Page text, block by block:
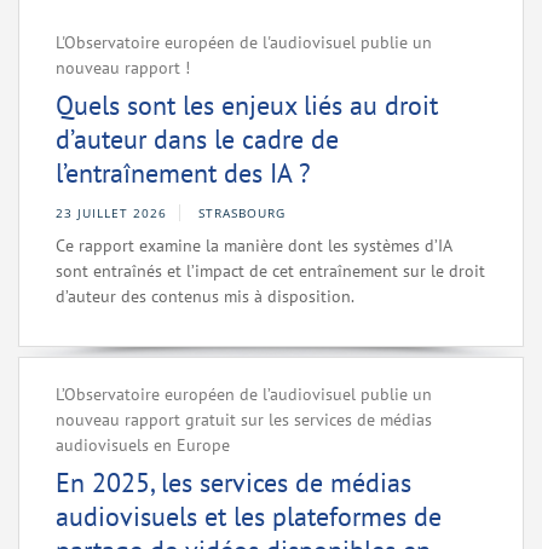
L'Observatoire européen de l'audiovisuel publie un
nouveau rapport !
Quels sont les enjeux liés au droit
d’auteur dans le cadre de
l’entraînement des IA ?
23 JUILLET 2026 STRASBOURG
Ce rapport examine la manière dont les systèmes d’IA
sont entraînés et l’impact de cet entraînement sur le droit
d’auteur des contenus mis à disposition.
L’Observatoire européen de l’audiovisuel publie un
nouveau rapport gratuit sur les services de médias
audiovisuels en Europe
En 2025, les services de médias
audiovisuels et les plateformes de